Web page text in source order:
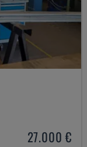
27.000 €